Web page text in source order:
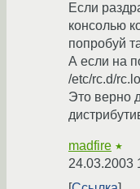
Если
консолью
попробуй
А если на
/etc/rc.d/
Это верно
madfire ★
24.03.2003